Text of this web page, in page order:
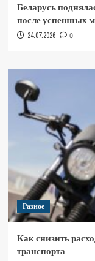
Беларусь
после успешных
24.07.2026 0
Разное
Как снизить
транспорта